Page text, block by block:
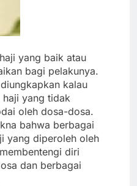
yang baik atau
bagi pelakunya.
kalau
haji yang tidak
oleh dosa-dosa.
bahwa berbagai
yang diperoleh oleh
diri
dan berbagai